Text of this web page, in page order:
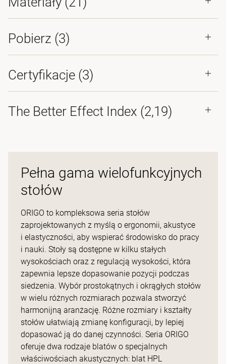
Pobierz (3)
Certyfikacje (3)
The Better Effect Index (2,19)
Pełna gama wielofunkcyjnych
stołów
ORIGO to kompleksowa seria stołów
zaprojektowanych z myślą o ergonomii, akustyce
i elastyczności, aby wspierać środowisko do pracy
i nauki. Stoły są dostępne w kilku stałych
wysokościach oraz z regulacją wysokości, która
zapewnia lepsze dopasowanie pozycji podczas
siedzenia. Wybór prostokątnych i okrągłych stołów
w wielu różnych rozmiarach pozwala stworzyć
harmonijną aranżację. Różne rozmiary i kształty
stołów ułatwiają zmianę konfiguracji, by lepiej
dopasować ją do danej czynności. Seria ORIGO
oferuje dwa rodzaje blatów o specjalnych
właściwościach akustycznych: blat HPL